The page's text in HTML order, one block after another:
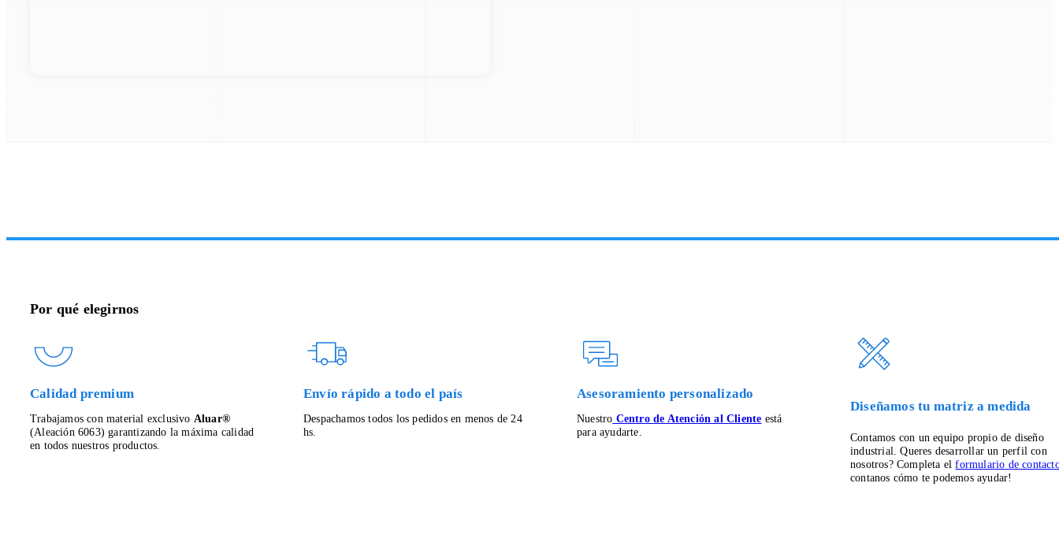
Por qué elegirnos
Calidad premium
Trabajamos con material exclusivo Aluar®
(Aleación 6063) garantizando la máxima calidad
en todos nuestros productos.
Envío rápido a todo el país
Despachamos todos los pedidos en menos de 24
hs.
Asesoramiento personalizado
Nuestro Centro de Atención al Cliente está
para ayudarte.
Diseñamos tu matriz a medida
Contamos con un equipo propio de diseño
industrial. Queres desarrollar un perfil con
nosotros? Completa elformulario de
contanos cómo te podemos ayudar!